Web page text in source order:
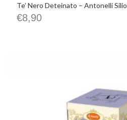
Te’ Nero Deteinato – Antonelli Silio
€8,90